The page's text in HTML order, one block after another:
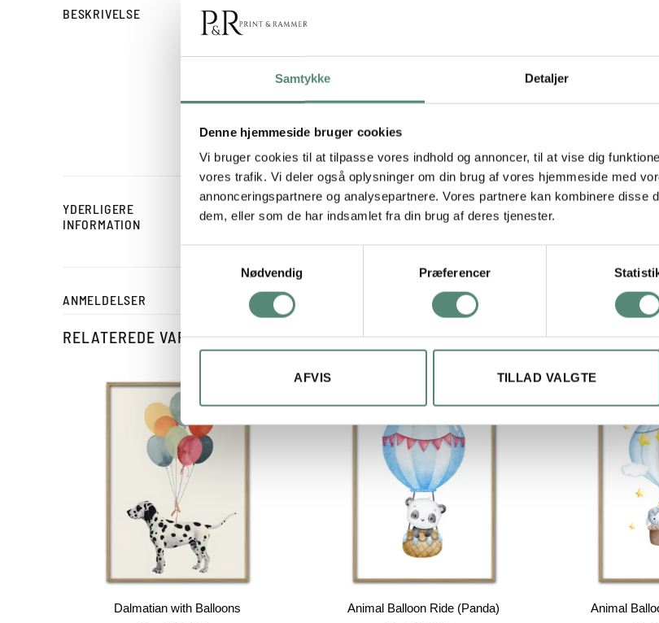
Samtykke Detaljer
Denne hjemmeside bruger cookies
Vi bruger cookies til at tilpasse vores indhold og annoncer, til at vise dig
vores trafik. Vi deler også oplysninger om din brug af vores hjemmeside med
annonceringspartnere og analysepartnere. Vores partnere kan kombinere disse
dem, eller som de har indsamlet fra din brug af deres tjenester.
Nødvendig
Præferencer
AFVIS TILLAD VALGTE
BESKRIVELSE Dream Big, Little One No. 01
Dream Big, Little One No. 01 er en enkel og stilfuld plakat med typografi i
i håndskrevet stil med små stjerner omkring, hvilket giver et poetisk og
nem at indpasse i både farverige og neutrale børneværelser. Stilarten er
opmuntring og en smuk visuel detalje. Dream Big, Little One No. 01 kan
og variation. Et oplagt valg til babys første værelse eller som gave til dåb,
YDERLIGERE
INFORMATION
STØRRELSE 29,7×42 cm, 42×59,4 cm, 50×70 cm
ANMELDELSER
RELATEREDE VARER
Dalmatian with Balloons
Animal Balloon Ride (Panda)
Animal